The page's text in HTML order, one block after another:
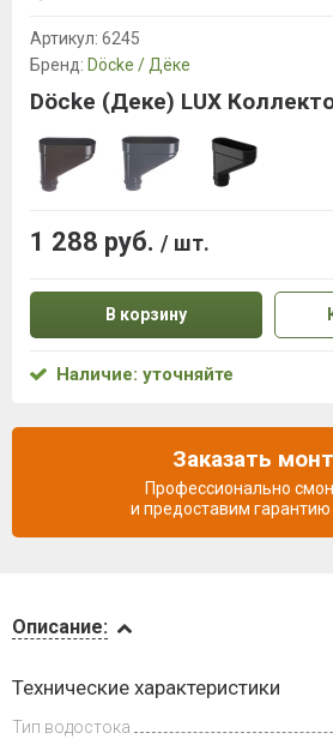
и оплата
Описание:
Технические характеристики
Тип водостока
Артикул: 6245
Бренд: Döcke / Дёке
Döcke (Деке) LUX
1 288 руб. / шт.
В корзину
Наличие: уточняйте
Заказать
Профессионально
и предоставим